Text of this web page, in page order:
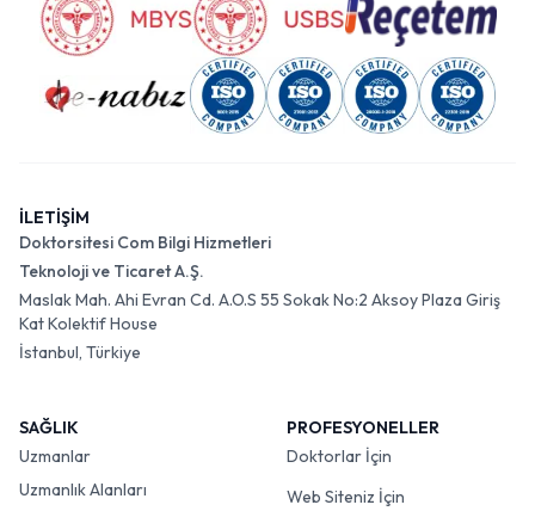
İLETİŞİM
Doktorsitesi Com Bilgi Hizmetleri
Teknoloji ve Ticaret A.Ş.
Maslak Mah. Ahi Evran Cd. A.O.S 55 Sokak No:2 Aksoy Plaza Giriş
Kat Kolektif House
İstanbul, Türkiye
SAĞLIK
Uzmanlar
Uzmanlık Alanları
PROFESYONELLER
Doktorlar İçin
Web Siteniz İçin